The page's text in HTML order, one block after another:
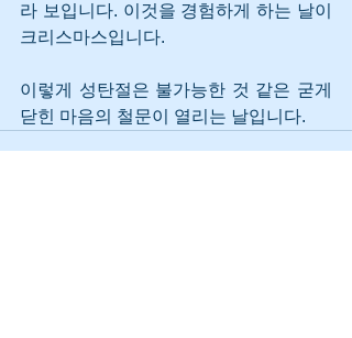
라 보입니다. 이것을 경험하게 하는 날이
크리스마스입니다.
이렇게 성탄절은 불가능한 것 같은 굳게
닫힌 마음의 철문이 열리는 날입니다.